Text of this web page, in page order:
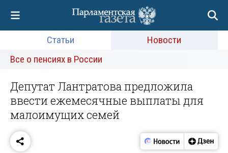
Статьи
Новости
Все о пенсиях в России
Депутат Лантратова предложила
ввести ежемесячные выплаты для
малоимущих семей